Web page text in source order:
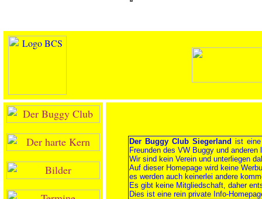
Der Buggy Club Siegerland ist
Freunden des VW Buggy und
Wir sind kein Verein und unterliegen
Auf dieser Homepage wird keine
es werden auch keinerlei andere
Es gibt keine Mitgliedschaft, daher
Dies ist eine rein private Info-